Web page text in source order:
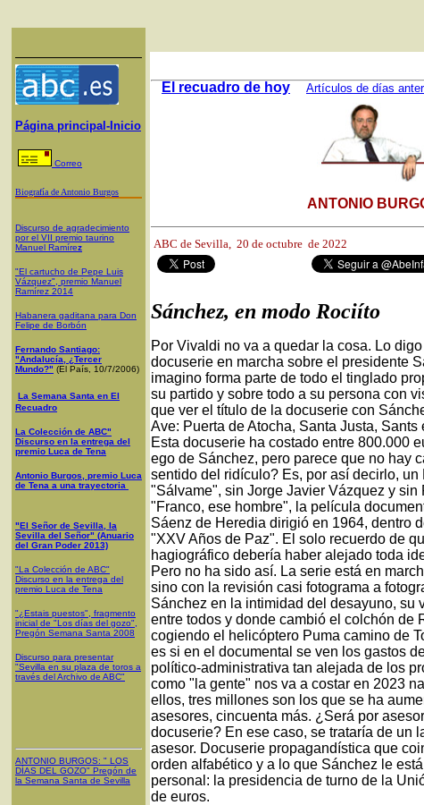
Página principal-Inicio
Correo
Biografía de Antonio Burgos
Discurso de agradecimiento
por el VII premio taurino
Manuel Ramírez
"El cartucho de Pepe Luis
Vázquez", premio Manuel
Ramírez 2014
Habanera gaditana para Don
Felipe de Borbón
Fernando Santiago:
"Andalucía, ¿Tercer
Mundo?" (El País, 10/7/2006)
La Semana Santa en El
Recuadro
La Colección de ABC"
Discurso en la entrega del
premio Luca de Tena
Antonio Burgos, premio Luca
de Tena a una trayectoria
"El Señor de Sevilla, la
Sevilla del Señor" (Anuario
del Gran Poder 2013)
"La Colección de ABC"
Discurso en la entrega del
premio Luca de Tena
"¿Estais puestos", fragmento
inicial de "Los días del gozo",
Pregón Semana Santa 2008
Discurso para presentar
"Sevilla en su plaza de toros a
través del Archivo de ABC"
ANTONIO BURGOS: " LOS
DÍAS DEL GOZO" Pregón de
la Semana Santa de Sevilla
El recuadro de hoy Artículos de días
ANTONIO
ABC de Sevilla, 20 de octubre de 2022
Sánchez, en modo Rociíto
Por Vivaldi no va a quedar la cosa. Lo
docuserie en marcha sobre el presidente
imagino forma parte de todo el tinglado
su partido y sobre todo a su persona con
que ver el título de la docuserie con
Ave: Puerta de Atocha, Santa Justa,
Esta docuserie ha costado entre 800.000
ego de Sánchez, pero parece que no hay
sentido del ridículo? Es, por así decirlo,
"Sálvame", sin Jorge Javier Vázquez y
"Franco, ese hombre", la película
Sáenz de Heredia dirigió en 1964, dentro
"XXV Años de Paz". El solo recuerdo de
hagiográfico debería haber alejado toda
Pero no ha sido así. La serie está en
sino con la revisión casi fotograma a
Sánchez en la intimidad del desayuno, su
entre todos y donde cambió el colchón de
cogiendo el helicóptero Puma camino de
es si en el documental se ven los gastos
político-administrativa tan alejada de los
como "la gente" nos va a costar en 2023
ellos, tres millones son los que se ha
asesores, cincuenta más. ¿Será por
docuserie? En ese caso, se trataría de un
asesor. Docuserie propagandística que
orden alfabético y a lo que Sánchez le
personal: la presidencia de turno de la
de euros.